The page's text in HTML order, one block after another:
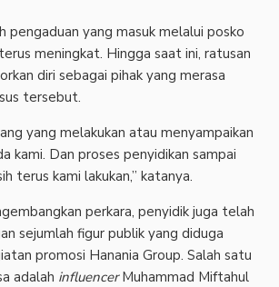
pengaduan yang masuk melalui posko
meningkat. Hingga saat ini, ratusan
diri sebagai pihak yang merasa
tersebut.
yang melakukan atau menyampaikan
kami. Dan proses penyidikan sampai
terus kami lakukan,” katanya.
perkara, penyidik juga telah
sejumlah figur publik yang diduga
promosi Hanania Group. Salah satu
adalah influencerMuhammad Miftahul